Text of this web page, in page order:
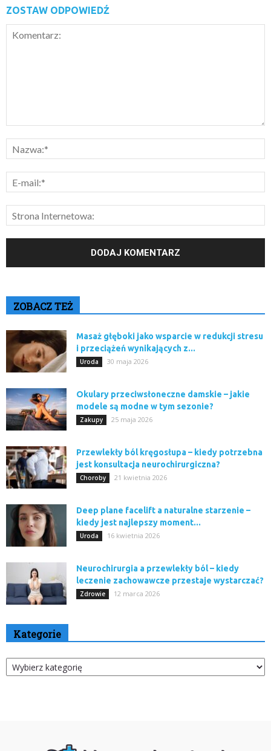
ZOSTAW ODPOWIEDŹ
ZOBACZ TEŻ
Masaż głęboki jako wsparcie w redukcji stresu
i przeciążeń wynikających z...
Uroda 30 maja 2026
Okulary przeciwsłoneczne damskie – jakie
modele są modne w tym sezonie?
Zakupy 25 maja 2026
Przewlekły ból kręgosłupa – kiedy potrzebna
jest konsultacja neurochirurgiczna?
Choroby 21 kwietnia 2026
Deep plane facelift a naturalne starzenie –
kiedy jest najlepszy moment...
Uroda 16 kwietnia 2026
Neurochirurgia a przewlekły ból – kiedy
leczenie zachowawcze przestaje wystarczać?
Zdrowie 12 marca 2026
Kategorie
Kategorie